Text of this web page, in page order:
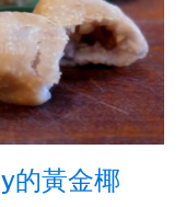
的黃金椰